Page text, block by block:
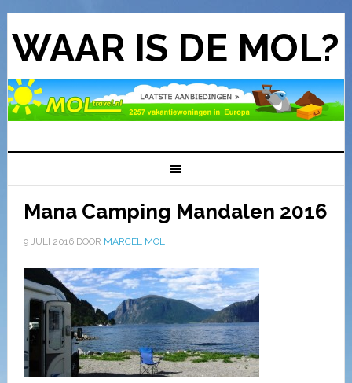
WAAR IS DE MOL?
Mana Camping Mandalen 2016
9 JULI 2016DOOR MARCEL MOL